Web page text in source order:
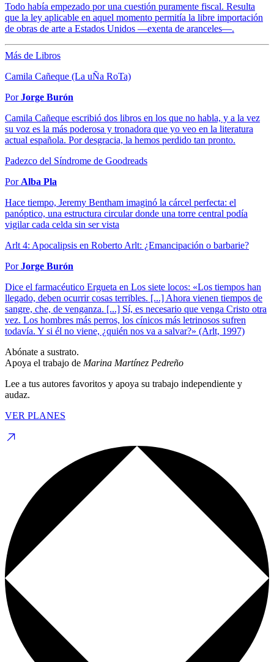
Todo había empezado por una cuestión puramente fiscal. Resulta
que la ley aplicable en aquel momento permitía la libre importación
de obras de arte a Estados Unidos —exenta de aranceles—.
Más de Libros
Camila Cañeque (La uÑa RoTa)
PorJorge Burón
Camila Cañeque escribió dos libros en los que no habla, y a la vez
su voz es la más poderosa y tronadora que yo veo en la literatura
actual española. Por desgracia, la hemos perdido tan pronto.
Padezco del Síndrome de Goodreads
Por Alba Pla
Hace tiempo, Jeremy Bentham imaginó la cárcel perfecta: el
panóptico, una estructura circular donde una torre central podía
vigilar cada celda sin ser vista
Arlt 4: Apocalipsis en Roberto Arlt: ¿Emancipación o barbarie?
PorJorge Burón
Dice el farmacéutico Ergueta en Los siete locos: «Los tiempos han
llegado, deben ocurrir cosas terribles. [...] Ahora vienen tiempos de
sangre, che, de venganza. [...] Sí, es necesario que venga Cristo otra
vez. Los hombres más perros, los cínicos más letrinosos sufren
todavía. Y si él no viene, ¿quién nos va a salvar?» (Arlt, 1997)
Abónate a sustrato.
Apoya el trabajo de Marina Martínez Pedreño
Lee a tus autores favoritos y apoya su trabajo independiente y
audaz.
VER PLANES